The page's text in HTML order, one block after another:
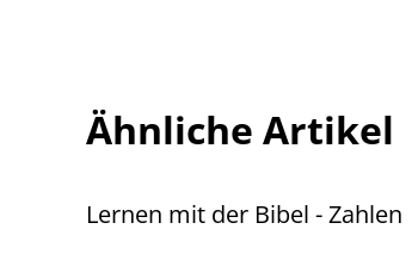
Ähnliche Artikel
Lernen mit der Bibel - Zahlen